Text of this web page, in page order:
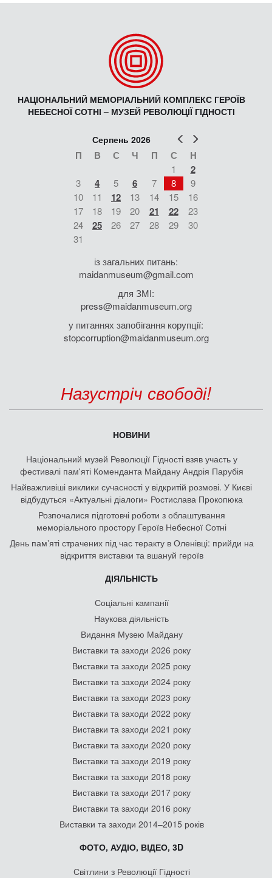
НАЦІОНАЛЬНИЙ МЕМОРІАЛЬНИЙ КОМПЛЕКС ГЕРОЇВ
НЕБЕСНОЇ СОТНІ – МУЗЕЙ РЕВОЛЮЦІЇ ГІДНОСТІ
Попер
Серпень 2026
П В С Ч П С Н
1 2
3 4 5 6 7 8
9
10
11 12 13 14 15
16
17
18 19 20 21 22
23
24
25 26 27 28 29
30
31
із загальних питань:
maidanmuseum@gmail.com
для ЗМІ:
press@maidanmuseum.org
у питаннях запобігання корупції:
stopcorruption@maidanmuseum.org
Назустріч свободі!
НОВИНИ
Національний музей Революції Гідності взяв участь у
фестивалі пам'яті Коменданта Майдану Андрія Парубія
Найважливіші виклики сучасності у відкритій розмові. У Києві
відбудуться «Актуальні діалоги» Ростислава Прокопюка
Розпочалися підготовчі роботи з облаштування
меморіального простору Героїв Небесної Сотні
День памʼяті страчених під час теракту в Оленівці: прийди на
відкриття виставки та вшануй героїв
ДІЯЛЬНІСТЬ
Соціальні кампанії
Наукова діяльність
Видання Музею Майдану
Виставки та заходи 2026 року
Виставки та заходи 2025 року
Виставки та заходи 2024 року
Виставки та заходи 2023 року
Виставки та заходи 2022 року
Виставки та заходи 2021 року
Виставки та заходи 2020 року
Виставки та заходи 2019 року
Виставки та заходи 2018 року
Виставки та заходи 2017 року
Виставки та заходи 2016 року
Виставки та заходи 2014–2015 років
ФОТО, АУДІО, ВІДЕО, 3D
Світлини з Революції Гідності